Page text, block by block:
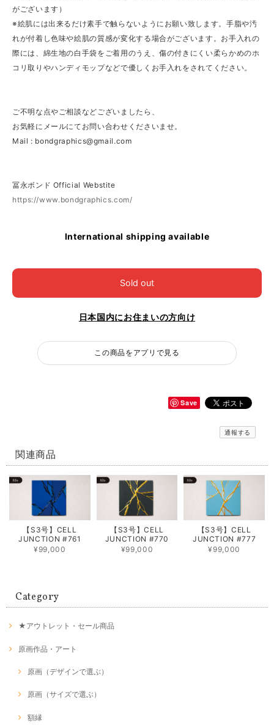
がございます）
※絵肌には出来るだけ素手で触らないようにお願い致します。手脂や汚
れが付着し色味や絵肌の質感が変化する場合がございます。お手入れの
際には、綿生地の白手袋をご着用のうえ、傷の付きにくい柔らかめのホ
コリ取りやハンディモップなどで優しくお手入れをされてください。
ご不明な点やご相談などございましたら、
お気軽にメールにてお問い合わせくださいませ。
Mail : bondgraphics@gmail.com
冨永ボンド Official Webstite
https://www.bondgraphics.com/
International shipping available
Sold out
日本国内にお住まいの方向け
この商品をアプリで見る
Save
通報する
関連商品
【S3号】CELL
JUNCTION #761
¥99,000
【S3号】CELL
JUNCTION #770
¥99,000
【S3号】CELL
JUNCTION #777
¥99,000
Category
★アウトレット・セール商品
原画作品・アート
原画（デザインで選ぶ）
原画（サイズで選ぶ）
額縁